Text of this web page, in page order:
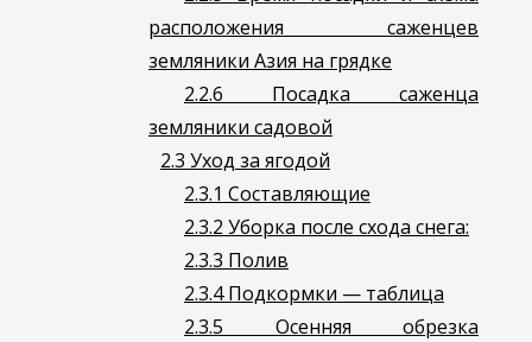
расположения саженцев
земляники Азия на грядке
2.2.6 Посадка саженца
земляники садовой
2.3 Уход за ягодой
2.3.1 Составляющие
2.3.2 Уборка после схода снега:
2.3.3 Полив
2.3.4Подкормки — таблица
2.3.5 Осенняя обрезка